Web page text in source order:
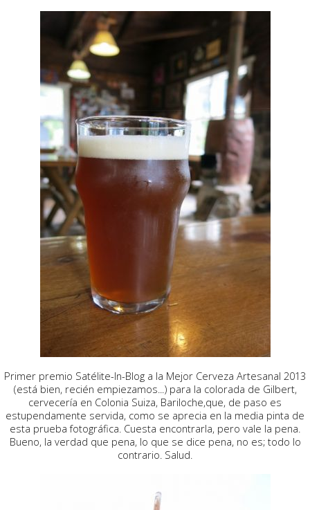
Primer premio Satélite-In-Blog a la Mejor Cerveza Artesanal 2013
(está bien, recién empiezamos...) para la colorada de Gilbert,
cervecería en Colonia Suiza, Bariloche,que, de paso es
estupendamente servida, como se aprecia en la media pinta de
esta prueba fotográfica. Cuesta encontrarla, pero vale la pena.
Bueno, la verdad que pena, lo que se dice pena, no es; todo lo
contrario. Salud.